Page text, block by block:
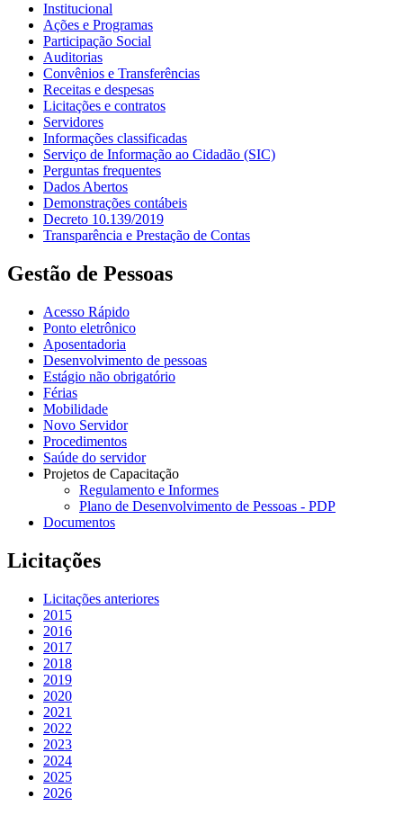
Institucional
Ações e Programas
Participação Social
Auditorias
Convênios e Transferências
Receitas e despesas
Licitações e contratos
Servidores
Informações classificadas
Serviço de Informação ao Cidadão (SIC)
Perguntas frequentes
Dados Abertos
Demonstrações contábeis
Decreto 10.139/2019
Transparência e Prestação de Contas
Gestão de Pessoas
Acesso Rápido
Ponto eletrônico
Aposentadoria
Desenvolvimento de pessoas
Estágio não obrigatório
Férias
Mobilidade
Novo Servidor
Procedimentos
Saúde do servidor
Projetos de Capacitação
Regulamento e Informes
Plano de Desenvolvimento de Pessoas - PDP
Documentos
Licitações
Licitações anteriores
2015
2016
2017
2018
2019
2020
2021
2022
2023
2024
2025
2026